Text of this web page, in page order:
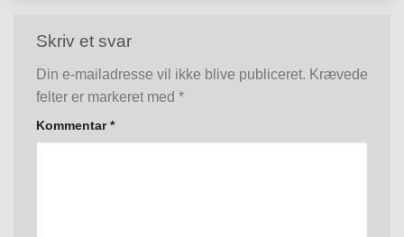
Skriv et svar
Din e-mailadresse vil ikke blive publiceret. Krævede
felter er markeret med *
Kommentar*